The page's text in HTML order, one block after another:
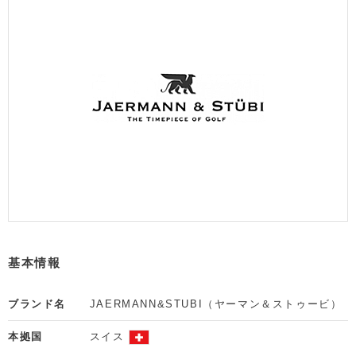
基本情報
ブランド名 JAERMANN&STUBI（ヤーマン＆ストゥービ）
本拠国 スイス